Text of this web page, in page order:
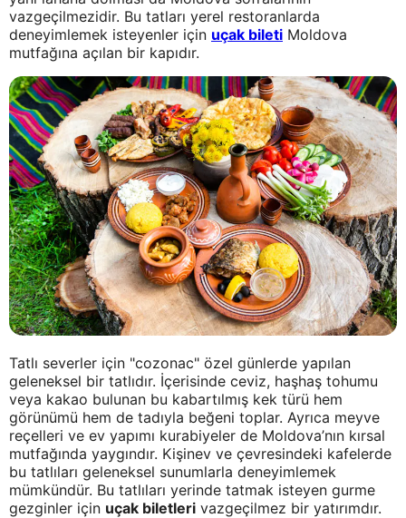
vazgeçilmezidir. Bu tatları yerel restoranlarda
deneyimlemek isteyenler için uçak bileti Moldova
mutfağına açılan bir kapıdır.
Tatlı severler için "cozonac" özel günlerde yapılan
geleneksel bir tatlıdır. İçerisinde ceviz, haşhaş tohumu
veya kakao bulunan bu kabartılmış kek türü hem
görünümü hem de tadıyla beğeni toplar. Ayrıca meyve
reçelleri ve ev yapımı kurabiyeler de Moldova’nın kırsal
mutfağında yaygındır. Kişinev ve çevresindeki kafelerde
bu tatlıları geleneksel sunumlarla deneyimlemek
mümkündür. Bu tatlıları yerinde tatmak isteyen gurme
gezginler için uçak biletleri vazgeçilmez bir yatırımdır.